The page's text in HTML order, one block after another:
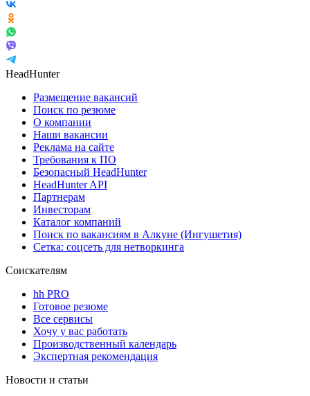
HeadHunter
Размещение вакансий
Поиск по резюме
О компании
Наши вакансии
Реклама на сайте
Требования к ПО
Безопасный HeadHunter
HeadHunter API
Партнерам
Инвесторам
Каталог компаний
Поиск по вакансиям в Алкуне (Ингушетия)
Сетка: соцсеть для нетворкинга
Соискателям
hh PRO
Готовое резюме
Все сервисы
Хочу у вас работать
Производственный календарь
Экспертная рекомендация
Новости и статьи